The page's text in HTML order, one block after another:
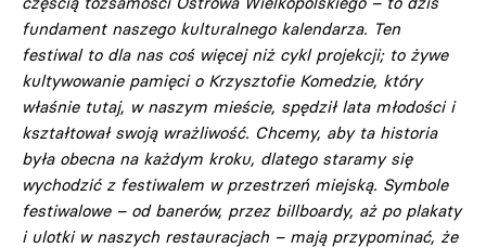
fundament naszego kulturalnego kalendarza. Ten
festiwal to dla nas coś więcej niż cykl projekcji; to żywe
kultywowanie pamięci o Krzysztofie Komedzie, który
właśnie tutaj, w naszym mieście, spędził lata młodości i
kształtował swoją wrażliwość. Chcemy, aby ta historia
była obecna na każdym kroku, dlatego staramy się
wychodzić z festiwalem w przestrzeń miejską. Symbole
festiwalowe – od banerów, przez billboardy, aż po plakaty
i ulotki w naszych restauracjach – mają przypominać, że